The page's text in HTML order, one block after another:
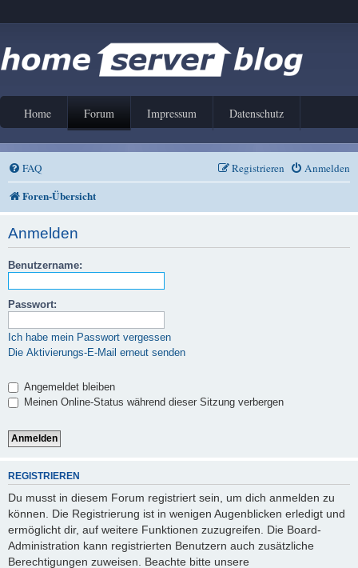
Home Forum Impressum Datenschutz
FAQ Anmelden
Registrieren
Foren-Übersicht
Anmelden
Benutzername:
Passwort:
Ich habe mein Passwort vergessen
Die Aktivierungs-E-Mail erneut senden
Angemeldet bleiben
Meinen Online-Status während dieser Sitzung verbergen
REGISTRIEREN
Du musst in diesem Forum registriert sein, um dich anmelden zu
können. Die Registrierung ist in wenigen Augenblicken erledigt und
ermöglicht dir, auf weitere Funktionen zuzugreifen. Die Board-
Administration kann registrierten Benutzern auch zusätzliche
Berechtigungen zuweisen. Beachte bitte unsere